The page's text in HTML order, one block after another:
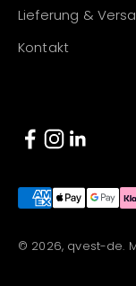
Lieferung &
Kontakt
© 2026, qvest-de.